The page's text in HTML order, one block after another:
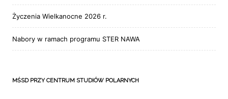
Życzenia Wielkanocne 2026 r.
Nabory w ramach programu STER NAWA
MŚSD PRZY CENTRUM STUDIÓW POLARNYCH